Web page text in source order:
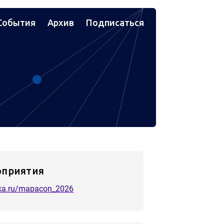
Архив Подписаться
mapacon_2026